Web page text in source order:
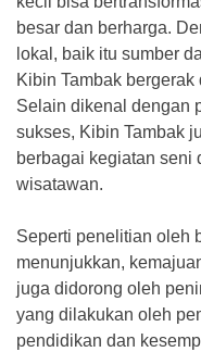
besar dan berharga.
lokal, baik itu sumber
Kibin Tambak
Selain dikenal dengan
sukses, Kibin Tambak
berbagai kegiatan seni
wisatawan.
Seperti penelitian oleh
menunjukkan,
juga didorong oleh
yang dilakukan oleh
pendidikan dan